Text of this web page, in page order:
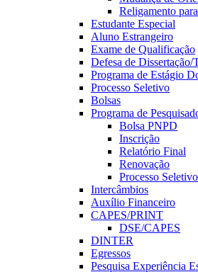
Religamento
Estudante Especial
Aluno Estrangeiro
Exame de Qualificação
Defesa de Dissertação/
Programa de Estágio
Processo Seletivo
Bolsas
Programa de
Bolsa PNPD
Inscrição
Relatório Final
Renovação
Processo
Intercâmbios
Auxílio Financeiro
CAPES/PRINT
DSE/CAPES
DINTER
Egressos
Pesquisa Experiência